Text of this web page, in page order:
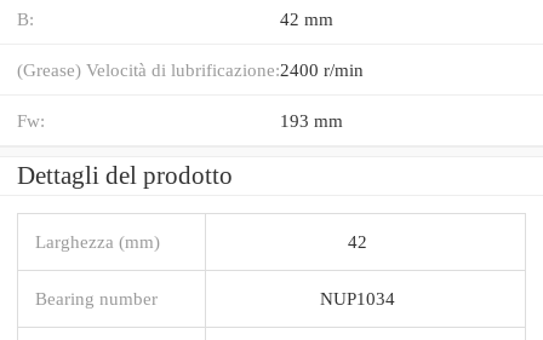
B: 42 mm
(Grease) Velocità di lubrificazione:2400 r/min
Fw: 193 mm
Dettagli del prodotto
Larghezza (mm) 42
Bearing number NUP1034